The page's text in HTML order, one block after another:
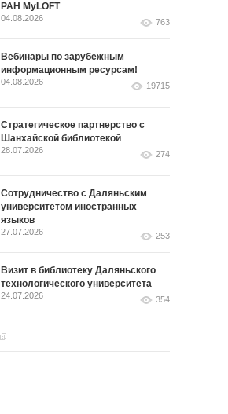
РАН MyLOFT
04.08.2026 763
Вебинары по зарубежным
информационным ресурсам!
04.08.2026 19715
Стратегическое партнерство с
Шанхайской библиотекой
28.07.2026 274
Сотрудничество с Даляньским
университетом иностранных
языков
27.07.2026 253
Визит в библиотеку Даляньского
технологического университета
24.07.2026 354